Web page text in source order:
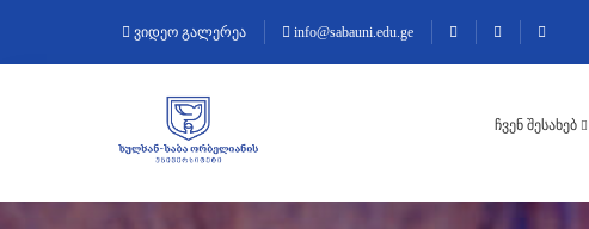
ვიდეო გალერეა info@sabauni.edu.ge
ᲩᲕᲔᲜ ᲨᲔᲡᲐᲮᲔᲑ